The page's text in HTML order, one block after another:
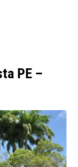
PE –